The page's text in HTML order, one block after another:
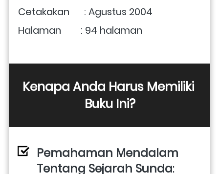
Cetakakan      : Agustus 2004
Halaman        : 94 halaman
Kenapa Anda Harus Memiliki
Buku Ini?
Pemahaman Mendalam
Tentang Sejarah Sunda: